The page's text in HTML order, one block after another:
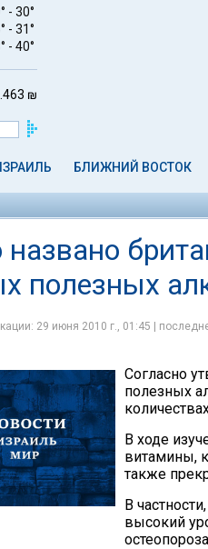
- 30°
- 31°
- 40°
₪
БЛИЖНИЙ ВОСТОК
названо
полезных
29 июня 2010 г., 01:45 |
Согласно
полезных
В ходе
витамины,
также
В
высокий